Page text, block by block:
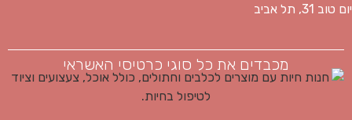
יום טוב 31, תל אביב
מכבדים את כל סוגי כרטיסי האשראי